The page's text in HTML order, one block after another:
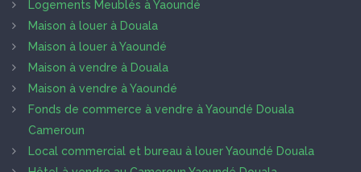
Logements Meublés à Yaoundé
Maison à louer à Douala
Maison à louer à Yaoundé
Maison à vendre à Douala
Maison à vendre à Yaoundé
Fonds de commerce à vendre à Yaoundé Douala
Cameroun
Local commercial et bureau à louer Yaoundé Douala